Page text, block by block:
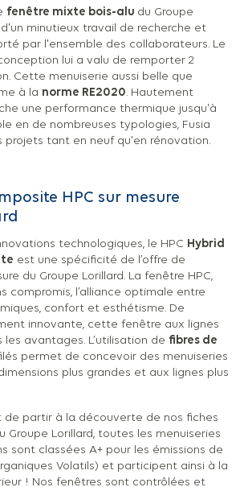
fenêtre mixte bois-alu du Groupe
minutieux travail de recherche et
par l'ensemble des collaborateurs. Le
lui a valu de remporter 2
Cette menuiserie aussi belle que
à la norme RE2020. Hautement
une performance thermique jusqu'à
en de nombreuses typologies, Fusia
projets tant en neuf qu'en rénovation.
HPC sur mesure
technologiques, le HPC Hybrid
est une spécificité de l’offre de
du Groupe Lorillard. La fenêtre HPC,
compromis, l’alliance optimale entre
confort et esthétisme. De
innovante, cette fenêtre aux lignes
avantages. L’utilisation de fibres de
permet de concevoir des menuiseries
plus grandes et aux lignes plus
de partir à la découverte de nos fiches
Groupe Lorillard, toutes les menuiseries
sont classées A+ pour les émissions de
Volatils) et participent ainsi à la
! Nos fenêtres sont contrôlées et